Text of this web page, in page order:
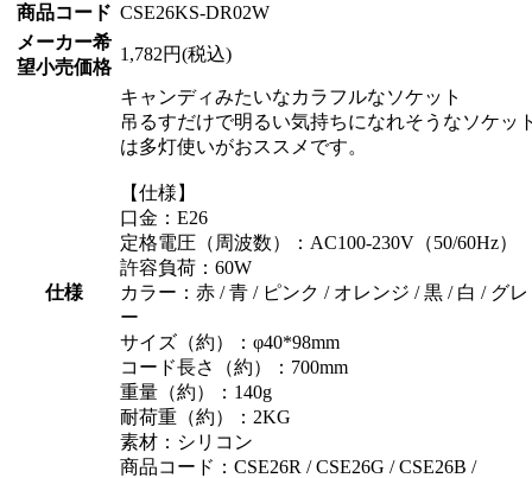
商品コード CSE26KS-DR02W
メーカー希
望小売価格
1,782円(税込)
仕様
キャンディみたいなカラフルなソケット
吊るすだけで明るい気持ちになれそうなソケッ
は多灯使いがおススメです。
【仕様】
口金：E26
定格電圧（周波数）：AC100-230V（50/60Hz）
許容負荷：60W
カラー：赤 / 青 / ピンク / オレンジ / 黒 / 白 / グレ
ー
サイズ（約）：φ40*98mm
コード長さ（約）：700mm
重量（約）：140g
耐荷重（約）：2KG
素材：シリコン
商品コード：CSE26R / CSE26G / CSE26B /